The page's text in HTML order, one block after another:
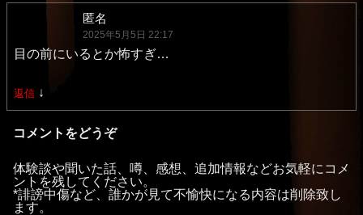
匿名
2025年5月5日 22:17
目の前にいるとか怖すぎ…
返信 ↓
コメントをどうぞ
体験談や聞いた話、噂、感想、追加情報などお気軽にコメ
ントを残してください。
*誹謗中傷など、誰かが見て不愉快になる内容は削除致し
ます。